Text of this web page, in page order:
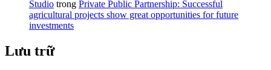
Studio trong Private Public Partnership: Successful
agricultural projects show great opportunities for future
investments
Lưu trữ